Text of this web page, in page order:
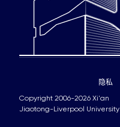
Copyright 2006-2026 Xi'an
Jiaotong-Liverpool University
隐私